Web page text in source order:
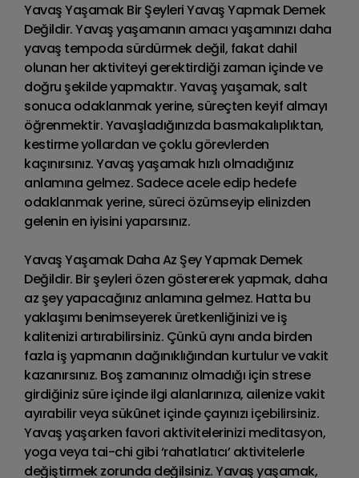
Yavaş Yaşamak Bir Şeyleri Yavaş Yapmak Demek
Değildir. Yavaş yaşamanın amacı yaşamınızı daha
yavaş tempoda sürdürmek değil, fakat dahil
olunan her aktiviteyi gerektirdiği zaman içinde ve
doğru şekilde yapmaktır. Yavaş yaşamak, salt
sonuca odaklanmak yerine, süreçten keyif almayı
öğrenmektir. Yavaşladığınızda basmakalıplıktan,
kestirme yollardan ve çoklu görevlerden
kaçınırsınız. Yavaş yaşamak hızlı olmadığınız
anlamına gelmez. Sadece acele edip hedefe
odaklanmak yerine, süreci özümseyip elinizden
gelenin en iyisini yaparsınız.
Yavaş Yaşamak Daha Az Şey Yapmak Demek
Değildir. Bir şeyleri özen göstererek yapmak, daha
az şey yapacağınız anlamına gelmez. Hatta bu
yaklaşımı benimseyerek üretkenliğinizi ve iş
kalitenizi artırabilirsiniz. Çünkü aynı anda birden
fazla iş yapmanın dağınıklığından kurtulur ve vakit
kazanırsınız. Boş zamanınız olmadığı için strese
girdiğiniz süre içinde ilgi alanlarınıza, ailenize vakit
ayırabilir veya sükûnet içinde çayınızı içebilirsiniz.
Yavaş yaşarken favori aktivitelerinizi meditasyon,
yoga veya tai-chi gibi ‘rahatlatıcı’ aktivitelerle
değiştirmek zorunda değilsiniz. Yavaş yaşamak,